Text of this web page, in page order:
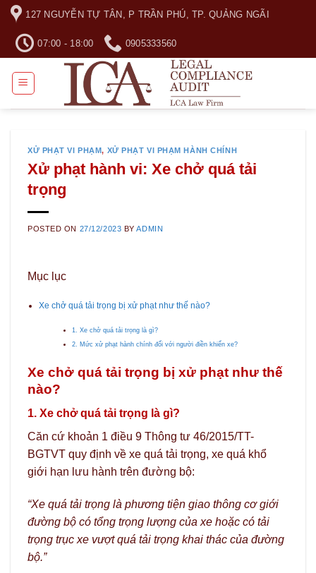
Skip
content
127 NGUYỄN TỰ TÂN, P TRẦN PHÚ, TP. QUẢNG NGÃI
07:00 - 18:00 0905333560
XỬ PHẠT VI PHẠM, XỬ PHẠT VI PHẠM HÀNH CHÍNH
Xử phạt hành vi: Xe chở quá tải
trọng
POSTED ON 27/12/2023 BYADMIN
Mục lục
Xe chở quá tải trọng bị xử phạt như thế nào?
1. Xe chở quá tải trọng là gì?
2. Mức xử phạt hành chính đối với người điền khiển xe?
Xe chở quá tải trọng bị xử phạt như thế
nào?
1. Xe chở quá tải trọng là gì?
Căn cứ khoản 1 điều 9 Thông tư 46/2015/TT-
BGTVT quy định về xe quá tải trọng, xe quá khổ
giới hạn lưu hành trên đường bộ:
“Xe quá tải trọng là phương tiện giao thông cơ giới
đường bộ có tổng trọng lượng của xe hoặc có tải
trọng trục xe vượt quá tải trọng khai thác của đường
bộ.”